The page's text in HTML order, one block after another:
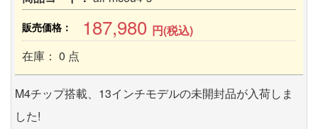
販売価格： 187,980 円(税込)
在庫： 0 点
M4チップ搭載、13インチモデルの未開封品が入荷しま
した!